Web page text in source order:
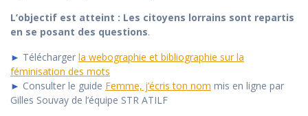
L’objectif est atteint : Les citoyens lorrains sont repartis
en se posant des questions.
► Télécharger la webographie et bibliographie sur la
féminisation des mots
► Consulter le guide Femme, j’écris ton nom mis en ligne par
Gilles Souvay de l’équipe STR ATILF